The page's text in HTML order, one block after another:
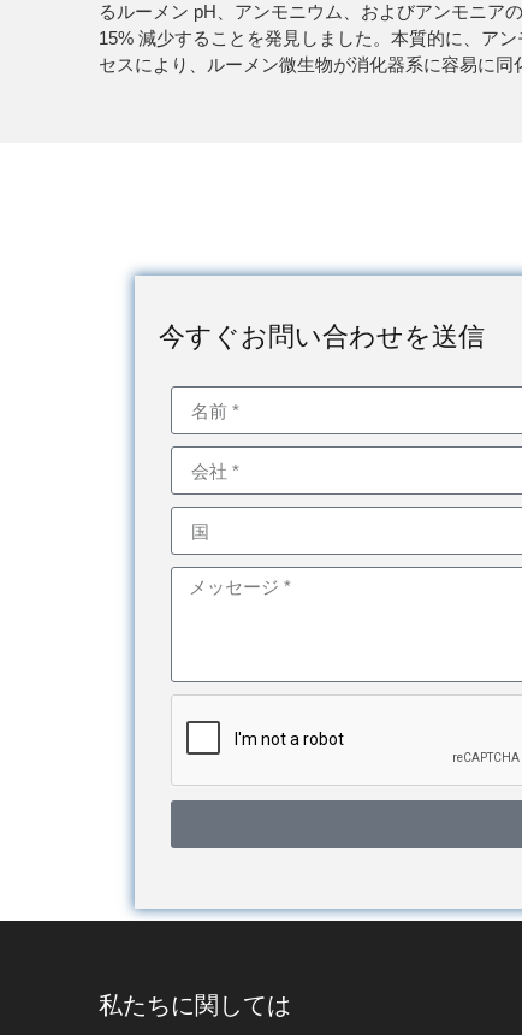
るルーメン pH、アンモニウム、およびアンモニア
15% 減少することを発見しました。本質的に、ア
セスにより、ルーメン微生物が消化器系に容易に
今すぐお問い合わせを送信
私たちに関しては